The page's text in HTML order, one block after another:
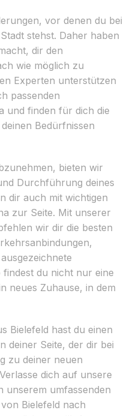
vor denen du bei
stehst. Daher haben
dir den
wie möglich zu
Experten unterstützen
passenden
und finden für dich die
Bedürfnissen
bieten wir
Durchführung deines
dir auch mit wichtigen
zur Seite. Mit unserer
wir dir die besten
findest du nicht nur eine
neues Zuhause, in dem
Bielefeld hast du einen
deiner Seite, der dir bei
zu deiner neuen
dich auf unsere
unserem umfassenden
Bielefeld nach